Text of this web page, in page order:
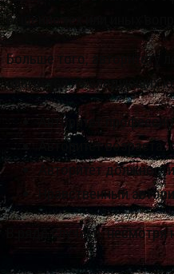
решение тех или иных
Больше того, авторитету
слагается из следующих
Авторитет
Авторитет
Авторитет
Нравственный
В ряде случаев,